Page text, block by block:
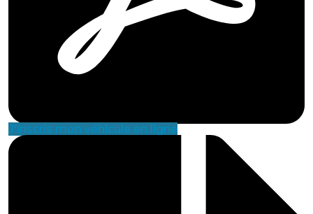
J'inscris mon véhicule en ligne